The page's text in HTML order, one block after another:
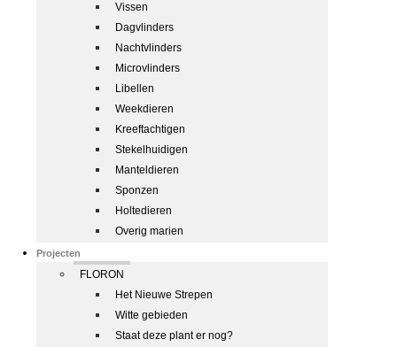
Vissen
Dagvlinders
Nachtvlinders
Microvlinders
Libellen
Weekdieren
Kreeftachtigen
Stekelhuidigen
Manteldieren
Sponzen
Holtedieren
Overig marien
Projecten
FLORON
Het Nieuwe Strepen
Witte gebieden
Staat deze plant er nog?